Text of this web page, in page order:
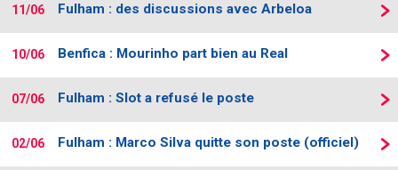
11/06 Fulham : des discussions avec Arbeloa
10/06 Benfica : Mourinho part bien au Real
07/06 Fulham : Slot a refusé le poste
02/06 Fulham : Marco Silva quitte son poste (officiel)
Tableau transferts L1
Taille de la police
Paramètrages / Options